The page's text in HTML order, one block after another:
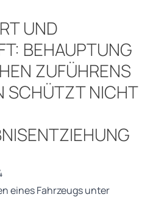
UND
BEHAUPTUNG
ZUFÜHRENS
SCHÜTZT NICHT
eines Fahrzeugs unter